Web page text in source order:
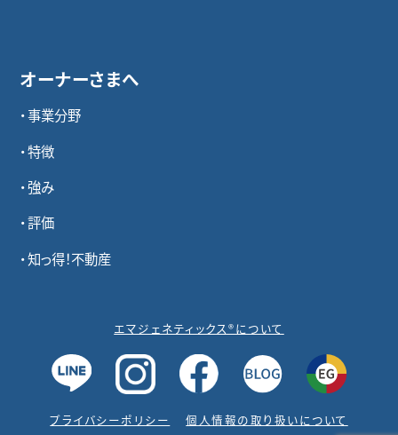
オーナーさまへ
事業分野
特徴
強み
評価
知っ得！不動産
エマジェネティックス®について
プライバシーポリシー 個人情報の取り扱いについて